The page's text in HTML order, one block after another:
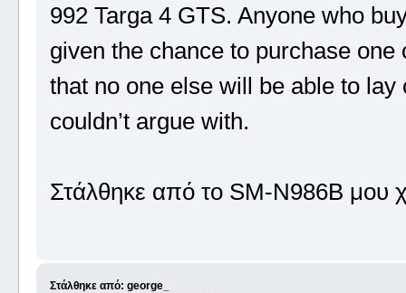
992 Targa 4 GTS. Anyone who
given the chance to purchase
that no one else will be able to lay
couldn’t argue with.
Στάλθηκε από το SM-N986B μου
Στάλθηκε από: george_